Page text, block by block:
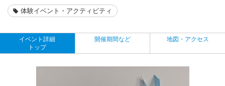
体験イベント・アクティビティ
イベント詳細
トップ
開催期間など 地図・アクセス